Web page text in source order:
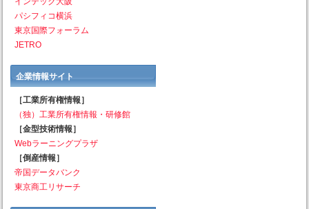
パシフィコ横浜
東京国際フォーラム
JETRO
企業情報サイト
［工業所有権情報］
（独）工業所有権情報・研修館
［金型技術情報］
Webラーニングプラザ
［倒産情報］
帝国データバンク
東京商工リサーチ